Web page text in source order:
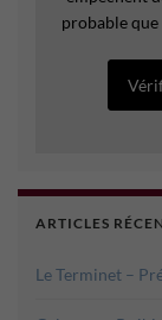
probable que
ARTICLES
Le Terminet –